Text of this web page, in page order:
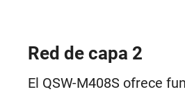
Red de capa 2
El QSW-M408S ofrece